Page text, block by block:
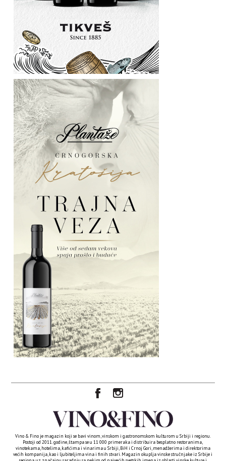
Vino & Fino je magazin koji se bavi vinom, vinskom i gastronomskom kulturom u Srbiji i regionu.
Postoji od 2011. godine, štampa se u 11 000 primeraka i distribuira besplatno restoranima,
vinotekama, hotelima, kafićima i vinarima u Srbiji, BiH i Crnoj Gori, menadžerima i direktorima
većih kompanija, kao i ljubiteljima vina i finih stvari. Magazin okuplja vinske stručnjake iz Srbije i